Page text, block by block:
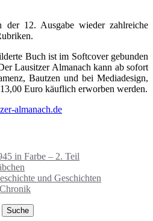
12. Ausgabe wieder zahlreiche
Buch ist im Softcover gebunden
Lausitzer Almanach kann ab sofort
Bautzen und bei Mediadesign,
Euro käuflich erworben werden.
almanach.de
in Farbe – 2. Teil
und Geschichten